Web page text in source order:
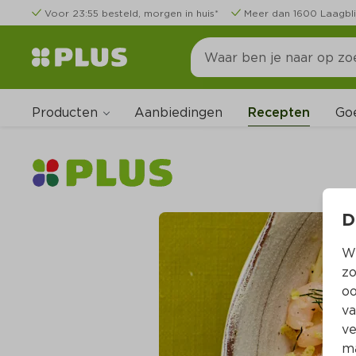
Voor 23:55 besteld, morgen in huis* Meer dan 1600
Producten Aanbiedingen Recepten